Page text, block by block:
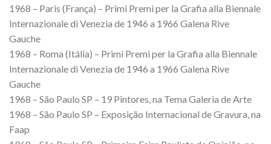
1968 – Paris (França) – Primi Premi per la Grafia alla Biennale
Internazionale di Venezia de 1946 a 1966 Galena Rive
Gauche
1968 – Roma (Itália) – Primi Premi per la Grafia alla Biennale
Internazionale di Venezia de 1946 a 1966 Galena Rive
Gauche
1968 – São Paulo SP – 19 Pintores, na Tema Galeria de Arte
1968 – São Paulo SP – Exposição Internacional de Gravura, na
Faap